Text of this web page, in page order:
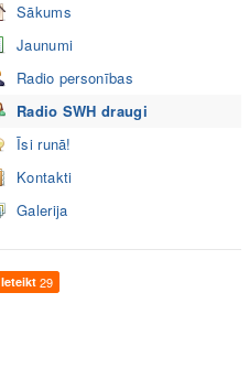
Sākums
Jaunumi
Radio personības
Radio SWH draugi
Īsi runā!
Kontakti
Galerija
Ieteikt 29